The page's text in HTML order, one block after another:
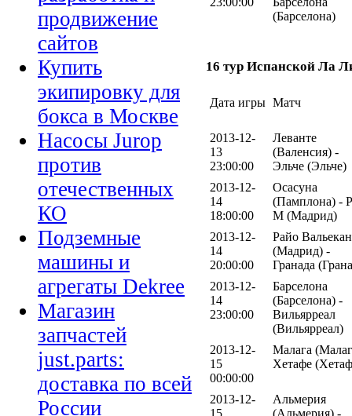
продвижение
сайтов
Купить
экипировку для
бокса в Москве
Насосы Jurop
против
отечественных
КО
Подземные
машины и
агрегаты Dekree
Магазин
запчастей
just.parts:
доставка по всей
России
(Барселона)
16 тур Испанской Ла
Дата игры Матч
2013-12-
13
23:00:00
Леванте
(Валенсия) -
Эльче (Эльче)
2013-12-
14
18:00:00
Осасуна
(Памплона) -
М (Мадрид)
2013-12-
14
20:00:00
Райо
(Мадрид) -
Гранада
2013-12-
14
23:00:00
Барселона
(Барселона) -
Вильярреал
(Вильярреал)
2013-12-
15
00:00:00
Малага
Хетафе
2013-12-
15
Альмерия
(Альмерия) -